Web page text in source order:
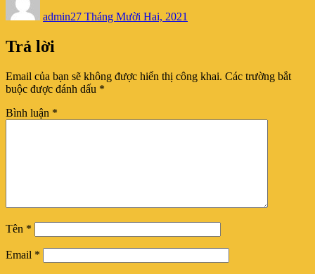
adminngày
27 Tháng Mười Hai, 2021
Trả lời
Email của bạn sẽ không được hiển thị công khai. Các trường bắt
buộc được đánh dấu *
Bình luận *
Tên *
Email *